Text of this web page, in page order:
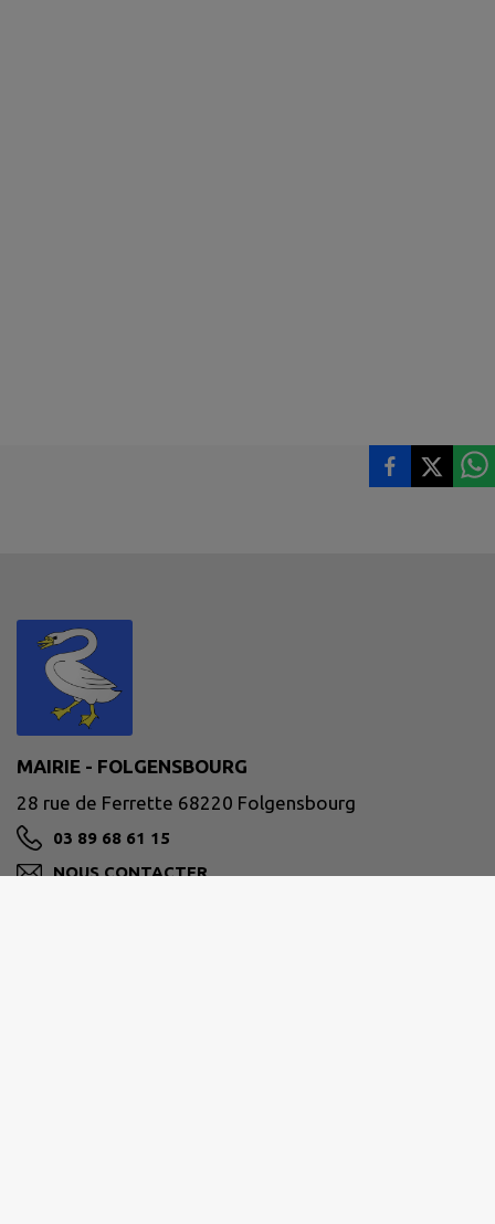
MAIRIE - FOLGENSBOURG
28 rue de Ferrette 68220 Folgensbourg
03 89 68 61 15
NOUS CONTACTER